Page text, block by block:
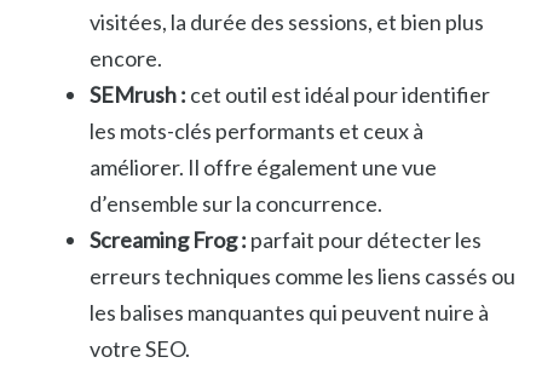
visitées, la durée des sessions, et bien plus
encore.
SEMrush : cet outil est idéal pour identifier
les mots-clés performants et ceux à
améliorer. Il offre également une vue
d’ensemble sur la concurrence.
Screaming Frog : parfait pour détecter les
erreurs techniques comme les liens cassés ou
les balises manquantes qui peuvent nuire à
votre SEO.